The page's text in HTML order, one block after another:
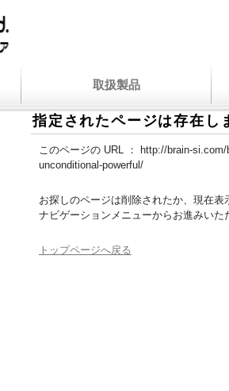
取扱製品
指定されたページは存在し
このページの URL ：
http://brain-
unconditional-powerful/
お探しのページは削除されたか、現在表
ナビゲーションメニューからお進みいた
トップページへ戻る